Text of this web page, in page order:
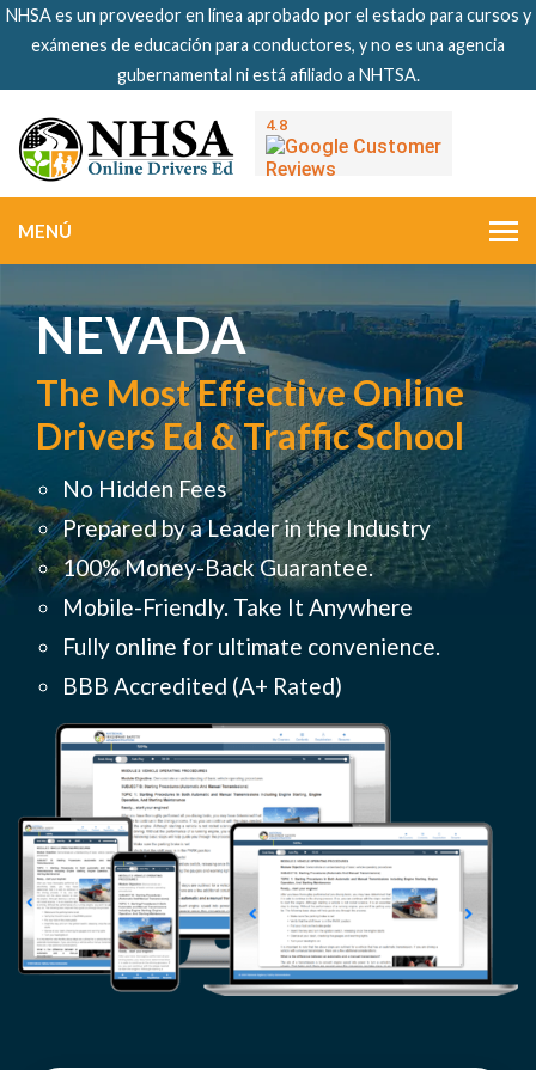
NHSA es un proveedor en línea aprobado por el estado para cursos y
exámenes de educación para conductores, y no es una agencia
gubernamental ni está afiliado a NHTSA.
MENÚ
NEVADA
The Most Effective Online
Drivers Ed & Traffic School
No Hidden Fees
Prepared by a Leader in the Industry
100% Money-Back Guarantee.
Mobile-Friendly. Take It Anywhere
Fully online for ultimate convenience.
BBB Accredited (A+ Rated)